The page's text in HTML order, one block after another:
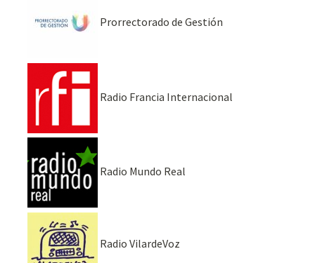
Prorrectorado de Gestión
Radio Francia Internacional
Radio Mundo Real
Radio VilardeVoz